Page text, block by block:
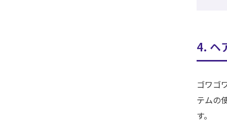
4. ヘ
ゴワゴ
テムの
す。